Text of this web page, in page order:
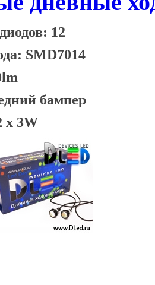
12
SMD7014
бампер
x 3W